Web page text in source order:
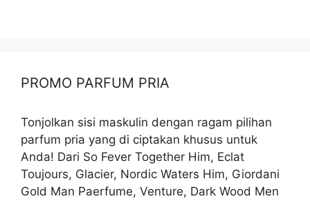
PROMO PARFUM PRIA
Tonjolkan sisi maskulin dengan ragam pilihan
parfum pria yang di ciptakan khusus untuk
Anda! Dari So Fever Together Him, Eclat
Toujours, Glacier, Nordic Waters Him, Giordani
Gold Man Paerfume, Venture, Dark Wood Men